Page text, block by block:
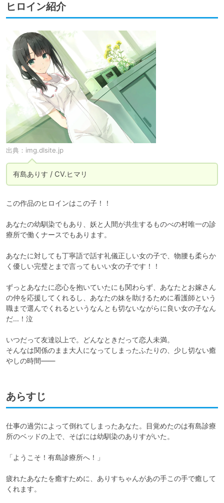
ヒロイン紹介
出典： img.dlsite.jp
有島ありす / CV.ヒマリ
この作品のヒロインはこの子！！
あなたの幼馴染でもあり、妖と人間が共生するものべの村唯一の診
療所で働くナースでもあります。
あなたに対しても丁寧語で話す礼儀正しい女の子で、物腰も柔らか
く優しい完璧とまで言ってもいい女の子です！！
ずっとあなたに恋心を抱いていたにも関わらず、あなたとお嫁さん
の仲を応援してくれるし、あなたの妹を助けるために看護師という
職まで選んでくれるというなんとも切ないながらに良い女の子なん
だ…！泣
いつだって友達以上で。どんなときだって恋人未満。
そんなは関係のまま大人になってしまったふたりの、少し切ない癒
やしの時間――
あらすじ
仕事の過労によって倒れてしまったあなた。目覚めたのは有島診療
所のベッドの上で、そばには幼馴染のありすがいた。
「ようこそ！有島診療所へ！」
疲れたあなたを癒すために、ありすちゃんがあの手この手で癒して
くれます。